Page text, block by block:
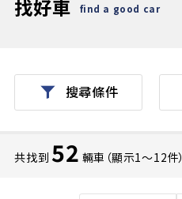
找好車 find a good car
搜尋條件
共找到 52 輛車（顯示1〜12件）